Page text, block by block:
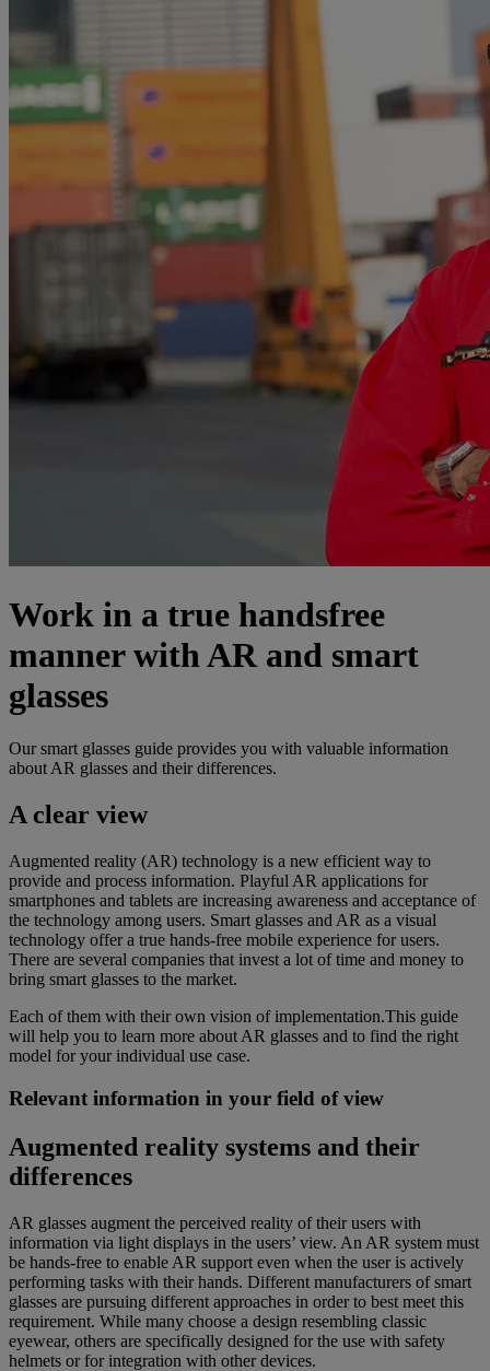
Work in a true handsfree
manner with AR and smart
glasses
Our smart glasses guide provides you with valuable information
about AR glasses and their differences.
A clear view
Augmented reality (AR) technology is a new efficient way to
provide and process information. Playful AR applications for
smartphones and tablets are increasing awareness and acceptance of
the technology among users. Smart glasses and AR as a visual
technology offer a true hands-free mobile experience for users.
There are several companies that invest a lot of time and money to
bring smart glasses to the market.
Each of them with their own vision of implementation.This guide
will help you to learn more about AR glasses and to find the right
model for your individual use case.
Relevant information in your field of view
Augmented reality systems and their
differences
AR glasses augment the perceived reality of their users with
information via light displays in the users’ view. An AR system must
be hands-free to enable AR support even when the user is actively
performing tasks with their hands. Different manufacturers of smart
glasses are pursuing different approaches in order to best meet this
requirement. While many choose a design resembling classic
eyewear, others are specifically designed for the use with safety
helmets or for integration with other devices.